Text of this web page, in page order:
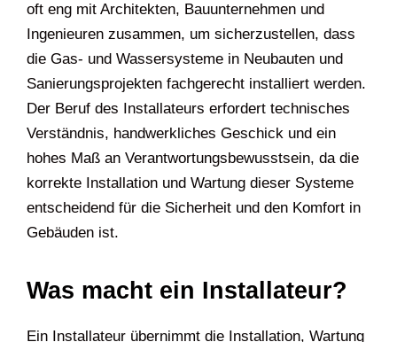
oft eng mit Architekten, Bauunternehmen und
Ingenieuren zusammen, um sicherzustellen, dass
die Gas- und Wassersysteme in Neubauten und
Sanierungsprojekten fachgerecht installiert werden.
Der Beruf des Installateurs erfordert technisches
Verständnis, handwerkliches Geschick und ein
hohes Maß an Verantwortungsbewusstsein, da die
korrekte Installation und Wartung dieser Systeme
entscheidend für die Sicherheit und den Komfort in
Gebäuden ist.
Was macht ein Installateur?
Ein Installateur übernimmt die Installation, Wartung